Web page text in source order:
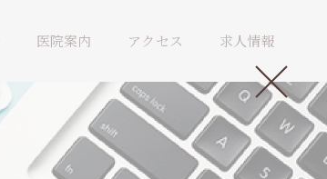
医院案内 アクセス 求人情報